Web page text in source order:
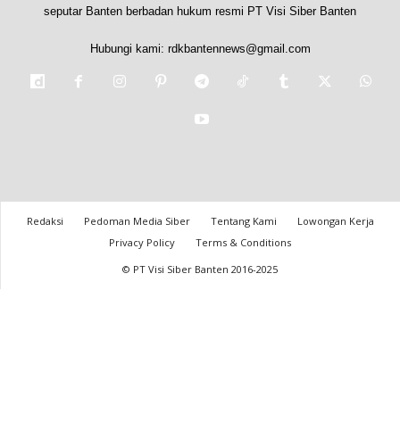
seputar Banten berbadan hukum resmi PT Visi Siber Banten
Hubungi kami: rdkbantennews@gmail.com
Redaksi Pedoman Media Siber Tentang Kami
Lowongan Kerja
Privacy Policy
Terms & Conditions
© PT Visi Siber Banten 2016-2025